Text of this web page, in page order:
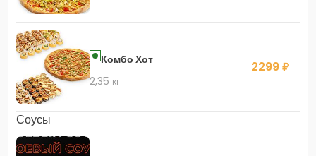
Комбо Хот
2,35 кг
2299 ₽
Соусы